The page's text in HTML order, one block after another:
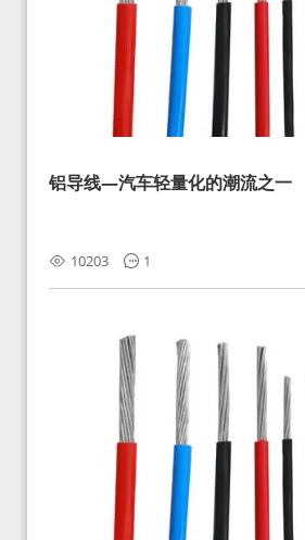
铝导线—汽车轻量化的潮流之一
10203 1